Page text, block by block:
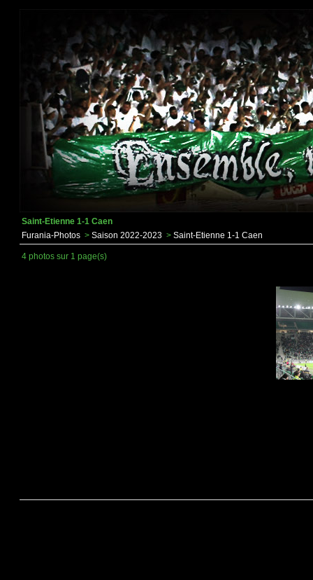
Saint-Etienne 1-1 Caen
Furania-Photos > Saison 2022-2023 > Saint-Etienne 1-1 Caen
4 photos sur 1 page(s)